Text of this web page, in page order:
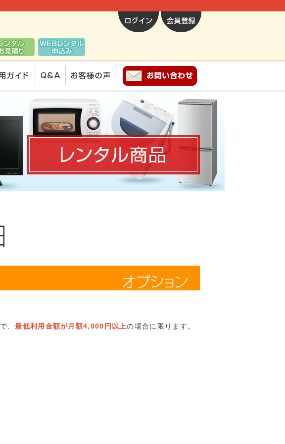
で、最低利用金額が月額4,000円以上の場合に限ります。